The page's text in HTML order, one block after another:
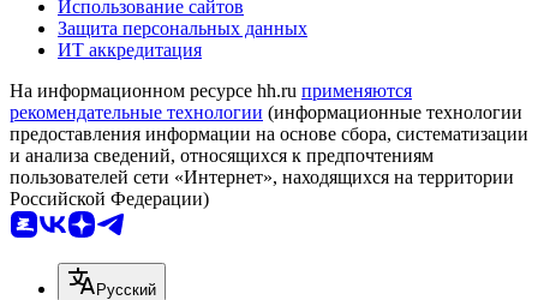
Использование сайтов
Защита персональных данных
ИТ аккредитация
На информационном ресурсе hh.ru применяются
рекомендательные технологии (информационные технологии
предоставления информации на основе сбора, систематизации
и анализа сведений, относящихся к предпочтениям
пользователей сети «Интернет», находящихся на территории
Российской Федерации)
Русский